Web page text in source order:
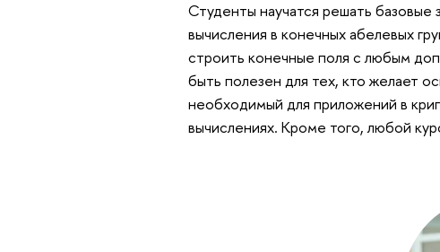
Студенты научатся решать базовые
вычисления в конечных абелевых
строить конечные поля с любым
быть полезен для тех, кто желает
необходимый для приложений в
вычислениях. Кроме того, любой